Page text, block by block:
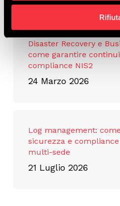
Disaster Recovery e
come garantire
compliance NIS2
24 Marzo 2026
Log management:
sicurezza e
multi-sede
21 Luglio 2026